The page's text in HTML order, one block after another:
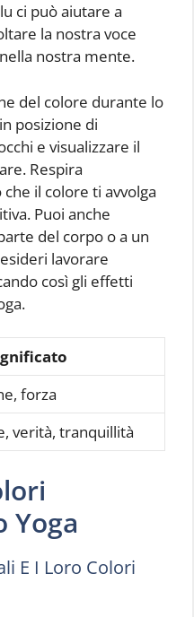
ci può aiutare a
la nostra voce
nostra mente.
del colore durante lo
posizione di
e visualizzare il
Respira
il colore ti avvolga
Puoi anche
del corpo o a un
lavorare
così gli effetti
forza
verità, tranquillità
Yoga
E I Loro Colori